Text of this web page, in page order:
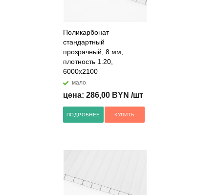
Поликарбонат
стандартный
прозрачный, 8 мм,
плотность 1.20,
6000x2100
мало
цена: 286,00 BYN /шт
ПОДРОБНЕЕ КУПИТЬ